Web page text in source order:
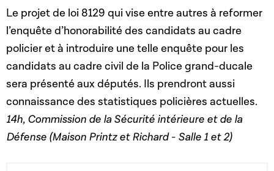
Le projet de loi 8129 qui vise entre autres à reformer
l’enquête d’honorabilité des candidats au cadre
policier et à introduire une telle enquête pour les
candidats au cadre civil de la Police grand-ducale
sera présenté aux députés. Ils prendront aussi
connaissance des statistiques policières actuelles.
14h, Commission de la Sécurité intérieure et de la
Défense (Maison Printz et Richard - Salle 1 et 2)